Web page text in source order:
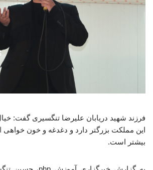
فرزند شهید دریابان علیرضا تنگسیری گفت:
این مملکت بزرگتر دارد و دغدغه و خون خواهی
بیشتر است.